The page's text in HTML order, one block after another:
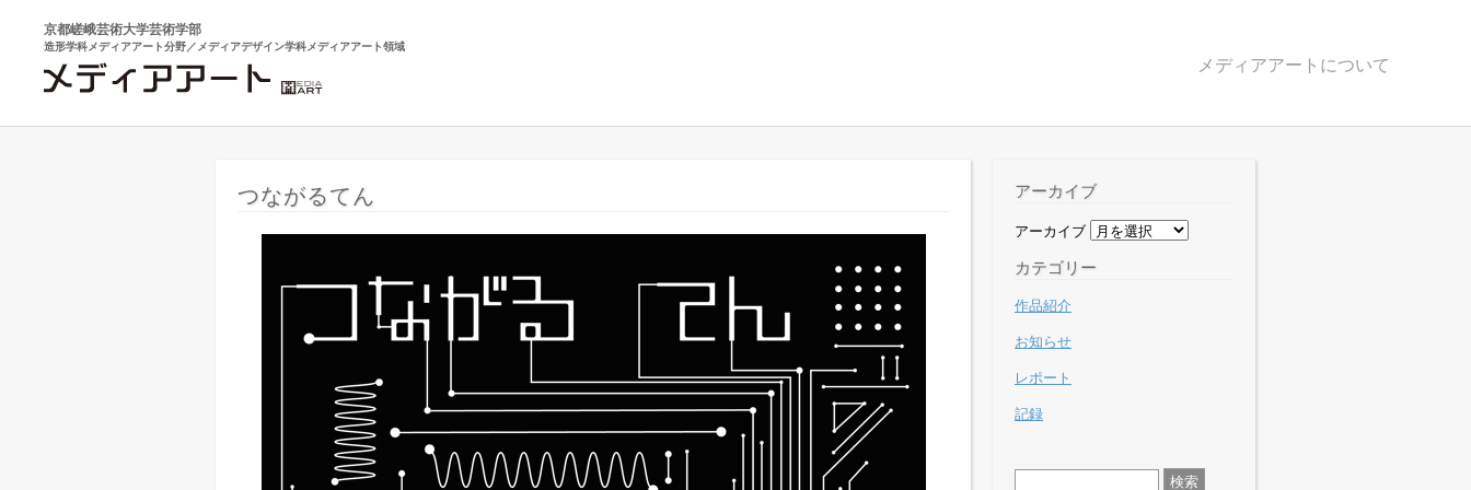
京都嵯峨芸術大学芸術学部
造形学科メディアアート分野／メディアデザイン学科メディアアート領域
メディアアートについて
つながるてん アーカイブ
アーカイブ
カテゴリー
作品紹介
お知らせ
レポート
記録